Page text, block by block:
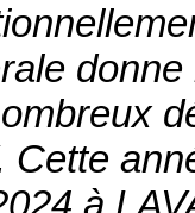
Cette